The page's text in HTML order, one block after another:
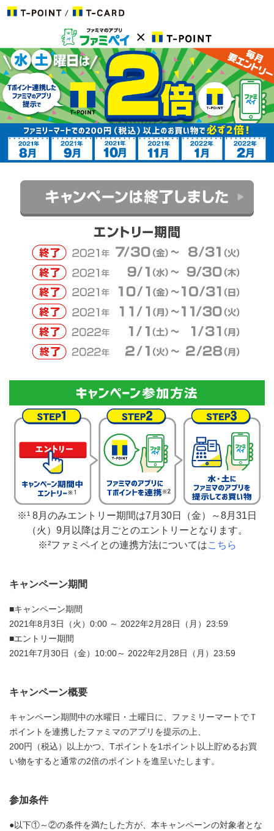
※¹ 8月のみエントリー期間は7月30日（金）～8月31日
（火）9月以降は月ごとのエントリーとなります。
※²ファミペイとの連携方法についてはこちら
キャンペーン期間
■キャンペーン期間
2021年8月3日（火）0:00 ～ 2022年2月28日（月）23:59
■エントリー期間
2021年7月30日（金）10:00～ 2022年2月28日（月）23:59
キャンペーン概要
キャンペーン期間中の水曜日・土曜日に、ファミリーマートでＴ
ポイントを連携したファミマのアプリを提示の上、
200円（税込）以上かつ、Tポイントを1ポイント以上貯めるお買
い物をすると通常の2倍のポイントを進呈いたします。
参加条件
●以下①～②の条件を満たした方が、本キャンペーンの対象者とな